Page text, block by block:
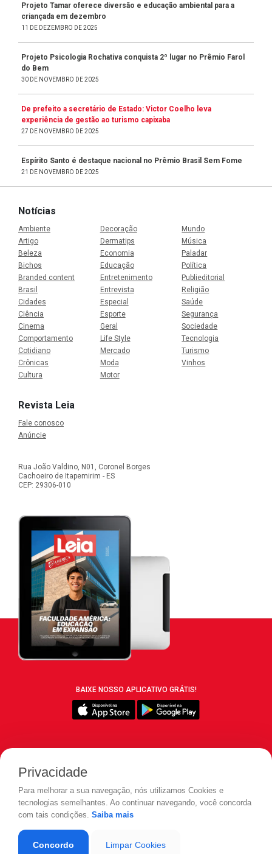
Projeto Tamar oferece diversão e educação ambiental para a
criançada em dezembro
11 DE DEZEMBRO DE 2025
Projeto Psicologia Rochativa conquista 2º lugar no Prêmio Farol
do Bem
30 DE NOVEMBRO DE 2025
De prefeito a secretário de Estado: Victor Coelho leva
experiência de gestão ao turismo capixaba
27 DE NOVEMBRO DE 2025
Espírito Santo é destaque nacional no Prêmio Brasil Sem Fome
21 DE NOVEMBRO DE 2025
Notícias
Ambiente
Artigo
Beleza
Bichos
Branded content
Brasil
Cidades
Ciência
Cinema
Comportamento
Cotidiano
Crônicas
Cultura
Decoração
Dermatips
Economia
Educação
Entretenimento
Entrevista
Especial
Esporte
Geral
Life Style
Mercado
Moda
Motor
Mundo
Música
Paladar
Política
Publieditorial
Religião
Saúde
Segurança
Sociedade
Tecnologia
Turismo
Vinhos
Revista Leia
Fale conosco
Anúncie
Rua João Valdino, N01, Coronel Borges
Cachoeiro de Itapemirim - ES
CEP: 29306-010
BAIXE NOSSO APLICATIVO GRÁTIS!
Privacidade
Para melhorar a sua navegação, nós utilizamos Cookies e
tecnologias semelhantes. Ao continuar navegando, você concorda
com tais condições. Saiba mais
Concordo Limpar Cookies